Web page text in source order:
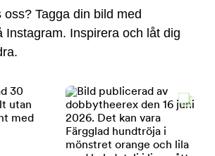
Tagga din bild med
Instagram. Inspirera och låt dig